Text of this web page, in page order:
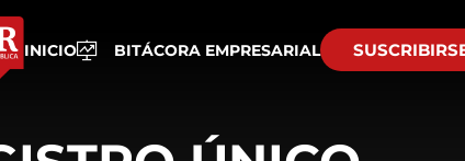
INICIO BITÁCORA EMPRESARIAL